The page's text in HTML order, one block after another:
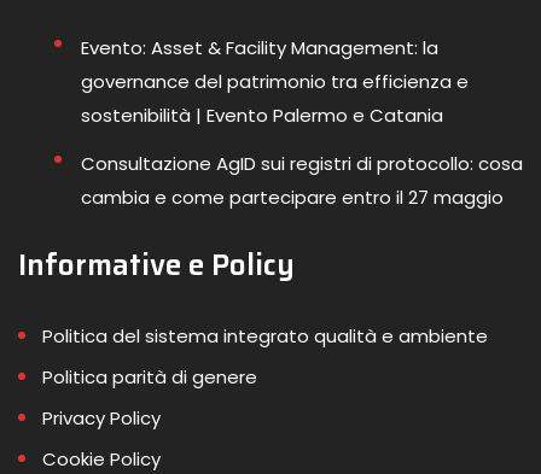
Evento: Asset & Facility Management: la
governance del patrimonio tra efficienza e
sostenibilità | Evento Palermo e Catania
Consultazione AgID sui registri di protocollo: cosa
cambia e come partecipare entro il 27 maggio
Informative e Policy
Politica del sistema integrato qualità e ambiente
Politica parità di genere
Privacy Policy
Cookie Policy